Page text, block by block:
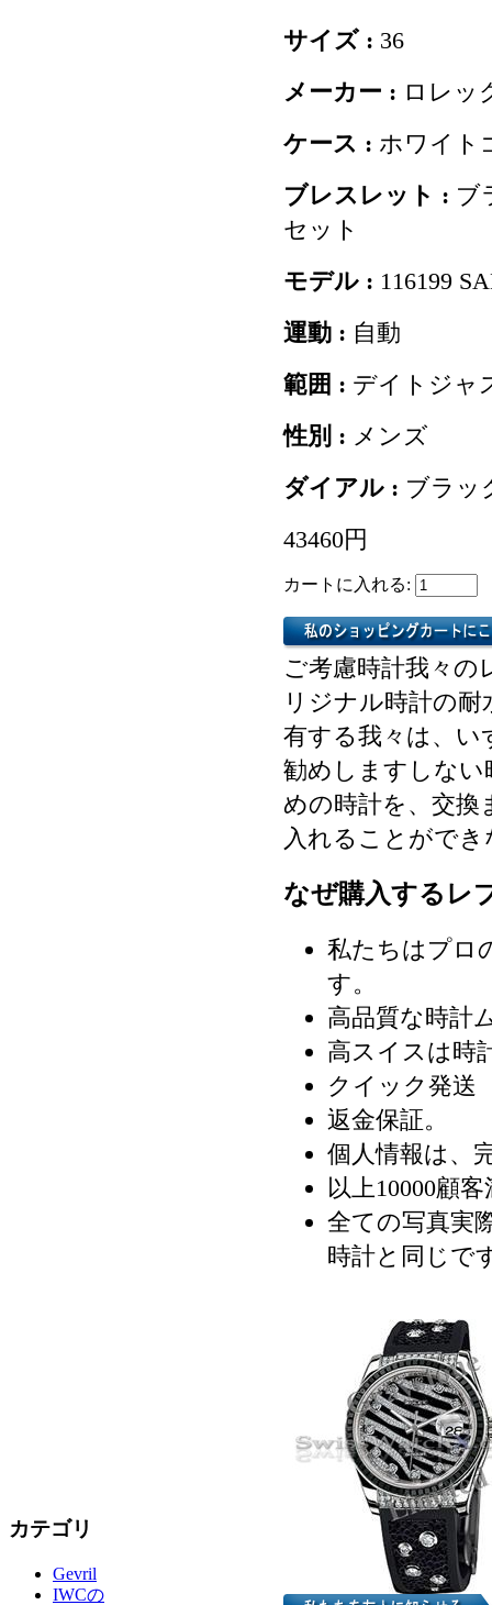
カテゴリ
Gevril
IWCの
サイズ : 36
メーカー : ロレッ
ケース : ホワイト
ブレスレット : ブ
セット
モデル : 116199
運動 : 自動
範囲 : デイトジャ
性別 : メンズ
ダイアル : ブラッ
43460円
カートに入れる:
ご考慮時計我々
リジナル時計の
有する我々は、い
勧めしますしない
めの時計を、交換
入れることがで
なぜ購入するレ
私たちはプロ
す。
高品質な時計
高スイスは時
クイック発送
返金保証。
個人情報は、
以上10000顧
全ての写真実
時計と同じで